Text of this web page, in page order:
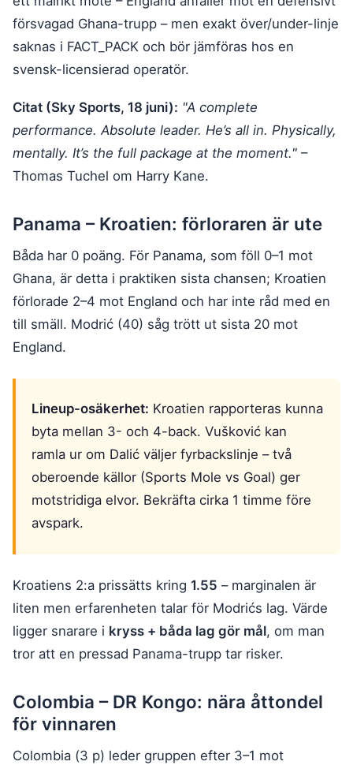
försvagad Ghana-trupp – men exakt över/under-linje
saknas i FACT_PACK och bör jämföras hos en
svensk-licensierad operatör.
Citat (Sky Sports, 18 juni): "A complete
performance. Absolute leader. He’s all in. Physically,
mentally. It’s the full package at the moment." –
Thomas Tuchel om Harry Kane.
Panama – Kroatien: förloraren är ute
Båda har 0 poäng. För Panama, som föll 0–1 mot
Ghana, är detta i praktiken sista chansen; Kroatien
förlorade 2–4 mot England och har inte råd med en
till smäll. Modrić (40) såg trött ut sista 20 mot
England.
Lineup-osäkerhet: Kroatien rapporteras kunna
byta mellan 3- och 4-back. Vušković kan
ramla ur om Dalić väljer fyrbackslinje – två
oberoende källor (Sports Mole vs Goal) ger
motstridiga elvor. Bekräfta cirka 1 timme före
avspark.
Kroatiens 2:a prissätts kring 1.55 – marginalen är
liten men erfarenheten talar för Modrićs lag. Värde
ligger snarare i kryss + båda lag gör mål, om man
tror att en pressad Panama-trupp tar risker.
Colombia – DR Kongo: nära åttondel
för vinnaren
Colombia (3 p) leder gruppen efter 3–1 mot